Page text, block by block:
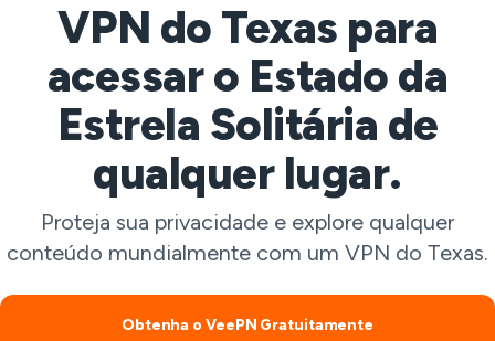
VPN do Texas para
acessar o Estado da
Estrela Solitária de
qualquer lugar.
Proteja sua privacidade e explore qualquer
conteúdo mundialmente com um VPN do Texas.
Obtenha o VeePN Gratuitamente